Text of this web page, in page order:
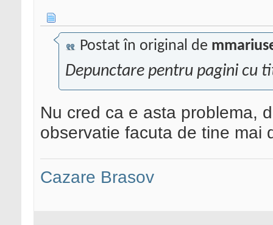
Postat în original de
Depunctare pentru pagini cu
Nu cred ca e asta problema,
observatie facuta de tine mai
Cazare Brasov